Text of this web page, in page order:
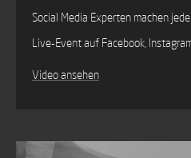
Social Media Experten machen
Live-Event auf Facebook,
Video ansehen